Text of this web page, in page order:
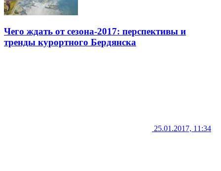
Чего ждать от сезона-2017: перспективы и
тренды курортного Бердянска
25.01.2017, 11:34